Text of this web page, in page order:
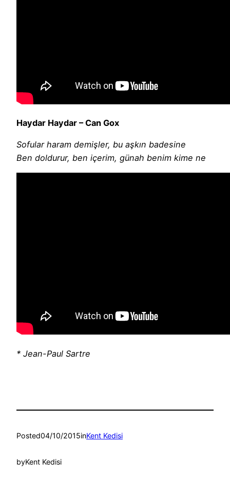
Haydar Haydar – Can Gox
Sofular haram demişler, bu aşkın badesine
Ben doldurur, ben içerim, günah benim kime ne
* Jean-Paul Sartre
Posted04/10/2015inKent Kedisi
byKent Kedisi